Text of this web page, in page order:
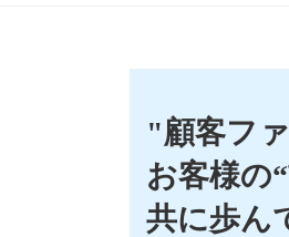
"顧客フ
お客様の
共に歩ん